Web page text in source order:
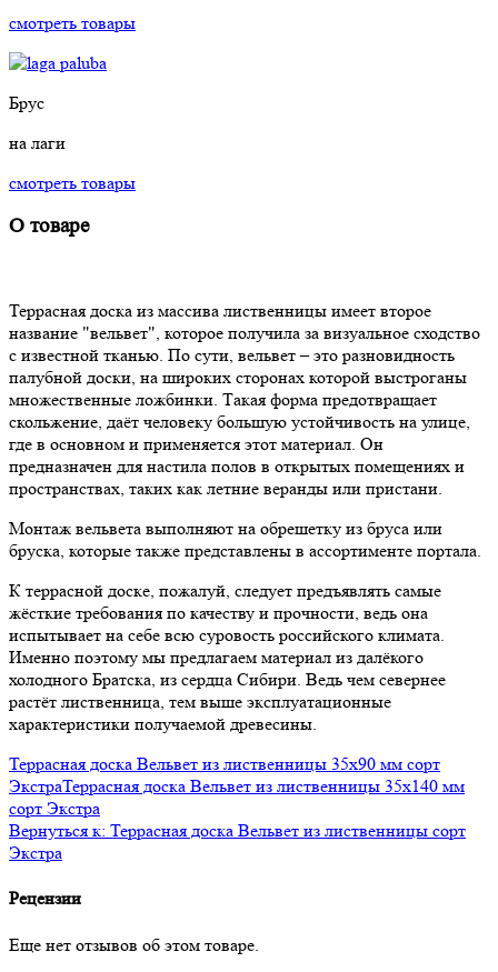
смотреть товары
Брус
на лаги
смотреть товары
О товаре
Террасная доска из массива лиственницы имеет второе
название "вельвет", которое получила за визуальное сходство
с известной тканью. По сути, вельвет – это разновидность
палубной доски, на широких сторонах которой выстроганы
множественные ложбинки. Такая форма предотвращает
скольжение, даёт человеку большую устойчивость на улице,
где в основном и применяется этот материал. Он
предназначен для настила полов в открытых помещениях и
пространствах, таких как летние веранды или пристани.
Монтаж вельвета выполняют на обрешетку из бруса или
бруска, которые также представлены в ассортименте портала.
К террасной доске, пожалуй, следует предъявлять самые
жёсткие требования по качеству и прочности, ведь она
испытывает на себе всю суровость российского климата.
Именно поэтому мы предлагаем материал из далёкого
холодного Братска, из сердца Сибири. Ведь чем севернее
растёт лиственница, тем выше эксплуатационные
характеристики получаемой древесины.
Террасная доска Вельвет из лиственницы 35x90 мм сорт
ЭкстраТеррасная доска Вельвет из лиственницы 35x140 мм
сорт Экстра
Вернуться к: Террасная доска Вельвет из лиственницы сорт
Экстра
Рецензии
Еще нет отзывов об этом товаре.